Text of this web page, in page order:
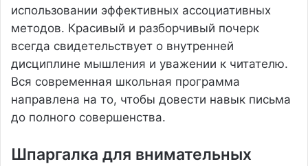
использовании эффективных ассоциативных
методов. Красивый и разборчивый почерк
всегда свидетельствует о внутренней
дисциплине мышления и уважении к читателю.
Вся современная школьная программа
направлена на то, чтобы довести навык письма
до полного совершенства.
Шпаргалка для внимательных